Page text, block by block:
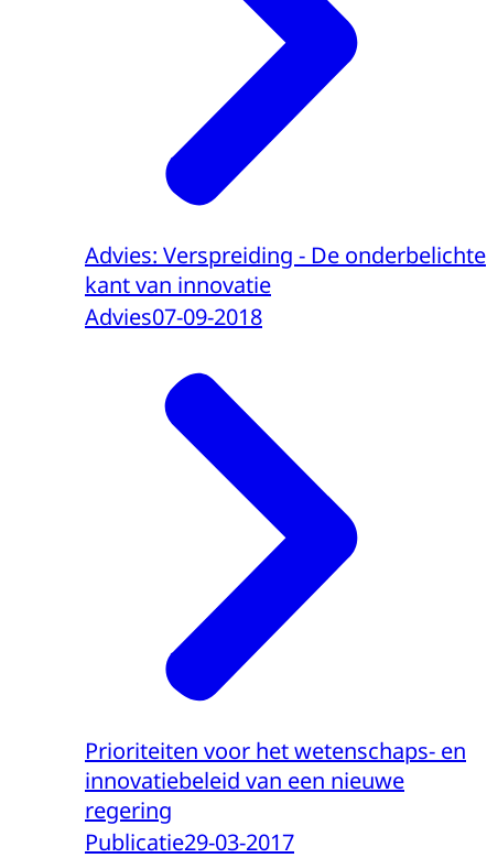
Advies: Verspreiding - De onderbelichte
kant van innovatie
Advies07-09-2018
Prioriteiten voor het wetenschaps- en
innovatiebeleid van een nieuwe
regering
Publicatie29-03-2017